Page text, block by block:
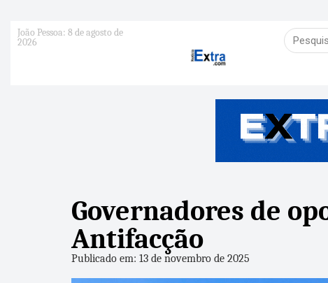
João Pessoa: 8 de agosto de
2026
Governadores de
Antifacção
Publicado em: 13 de novembro de 2025